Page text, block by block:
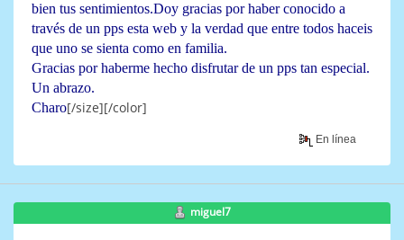
bien tus sentimientos.Doy gracias por haber conocido a
través de un pps esta web y la verdad que entre todos haceis
que uno se sienta como en familia.
Gracias por haberme hecho disfrutar de un pps tan especial.
Un abrazo.
Charo[/size][/color]
En línea
miguel7